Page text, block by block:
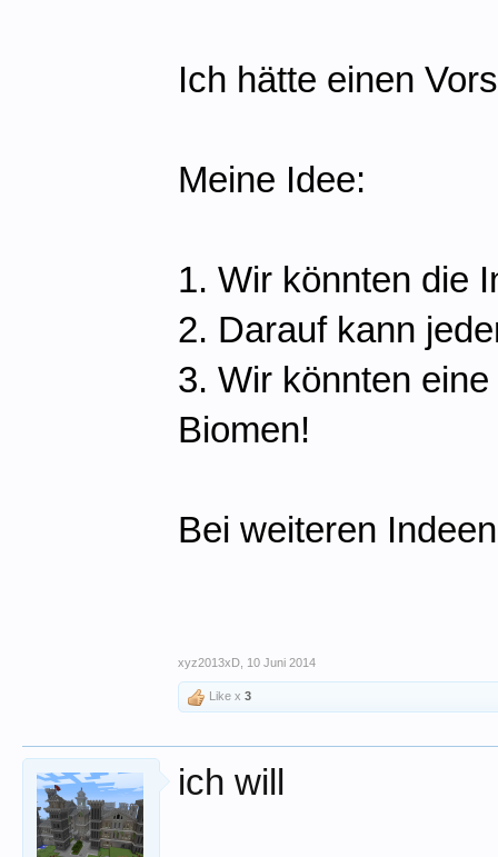
Ich hätte einen
Meine Idee:
1. Wir könnten die
2. Darauf kann
3. Wir könnten
Biomen!
Bei weiteren
xyz2013xD 10 Juni 2014
Like x 3
ich will